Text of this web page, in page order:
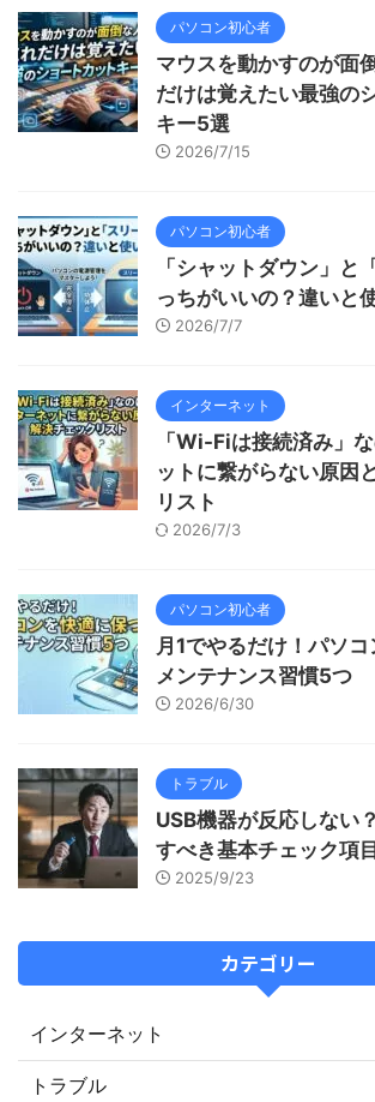
パソコン初心者
マウスを動かすのが面
だけは覚えたい最強の
キー5選
2026/7/15
パソコン初心者
「シャットダウン」と
っちがいいの？違いと
2026/7/7
インターネット
「Wi-Fiは接続済み」
ットに繋がらない原因
リスト
2026/7/3
パソコン初心者
月1でやるだけ！パソ
メンテナンス習慣5つ
2026/6/30
トラブル
USB機器が反応しない
すべき基本チェック項
2025/9/23
カテゴリー
インターネット
トラブル